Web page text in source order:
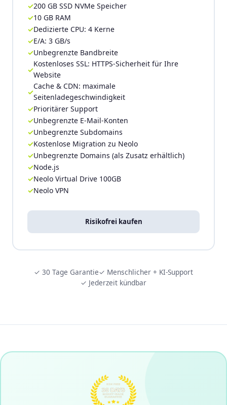
200 GB SSD NVMe Speicher
10 GB RAM
Dedizierte CPU: 4 Kerne
E/A: 3 GB/s
Unbegrenzte Bandbreite
Kostenloses SSL: HTTPS-Sicherheit für Ihre
Website
Cache & CDN: maximale
Seitenladegeschwindigkeit
Prioritärer Support
Unbegrenzte E-Mail-Konten
Unbegrenzte Subdomains
Kostenlose Migration zu Neolo
Unbegrenzte Domains (als Zusatz erhältlich)
Node.js
Neolo Virtual Drive 100GB
Neolo VPN
Risikofrei kaufen
✓ 30 Tage Garantie✓ Menschlicher + KI-Support
✓ Jederzeit kündbar